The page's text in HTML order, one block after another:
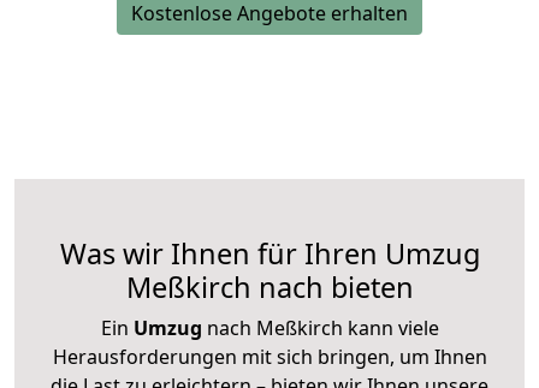
Kostenlose Angebote erhalten
Was wir Ihnen für Ihren Umzug
Meßkirch nach bieten
Ein Umzug nach Meßkirch kann viele
Herausforderungen mit sich bringen, um Ihnen